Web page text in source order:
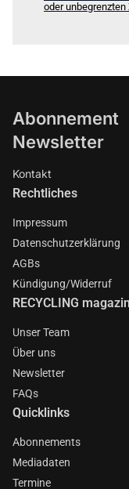
oder
Abonnement
Newsletter
Kontakt
Rechtliches
Impressum
Datenschutzerklärung
AGBs
Kündigung/Widerruf
RECYCLING magazin
Unser Team
Über uns
Newsletter
FAQs
Quicklinks
Abonnements
Mediadaten
Termine